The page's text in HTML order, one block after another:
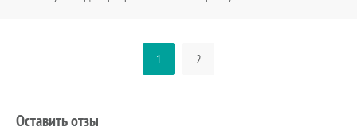
1 2
Оставить отзы